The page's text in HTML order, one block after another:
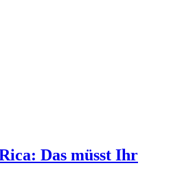
Das müsst Ihr